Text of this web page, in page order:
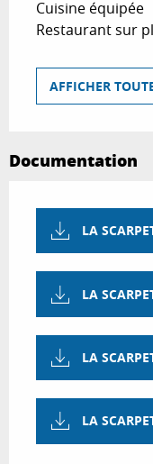
Cuisine équipée
Restaurant sur
AFFICHER
Documentation
LA
LA
LA
LA